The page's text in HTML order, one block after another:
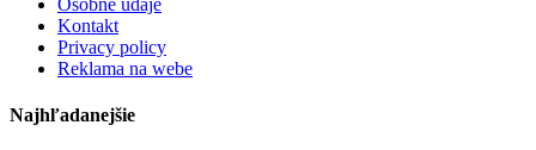
Kontakt
Privacy policy
Reklama na webe
Najhľadanejšie